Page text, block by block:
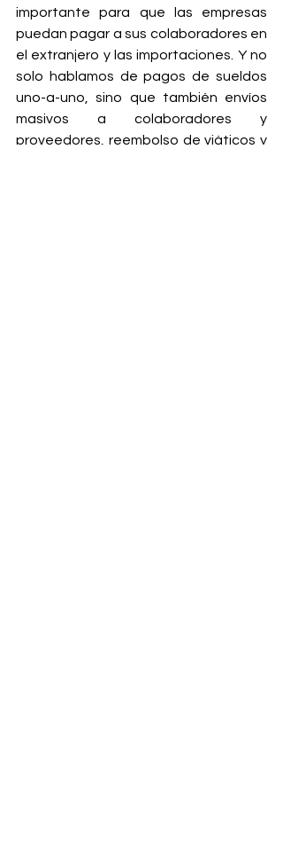
importante para que las empresas
puedan pagar a sus colaboradores en
el extranjero y las importaciones. Y no
solo hablamos de pagos de sueldos
uno-a-uno, sino que también envíos
masivos a colaboradores y
proveedores, reembolso de viáticos y